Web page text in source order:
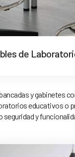
de
y gabinetes
educativos o
seguridad y